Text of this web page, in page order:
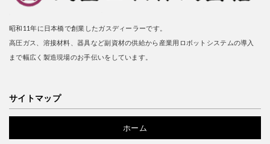
昭和11年に日本橋で創業したガスディーラーです。
高圧ガス、溶接材料、器具など副資材の供給から産業用ロボットシステムの導入
まで幅広く製造現場のお手伝いをしています。
サイトマップ
ホーム